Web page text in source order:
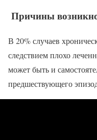
Причины
В 20% случаев
следствием плохо
может быть и
предшествующего